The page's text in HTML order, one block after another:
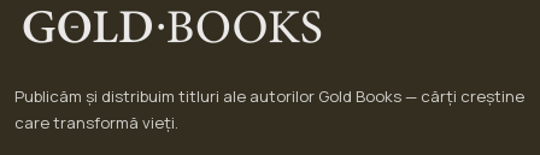
Publicăm și distribuim titluri ale autorilor Gold Books — cărți creștine
care transformă vieți.